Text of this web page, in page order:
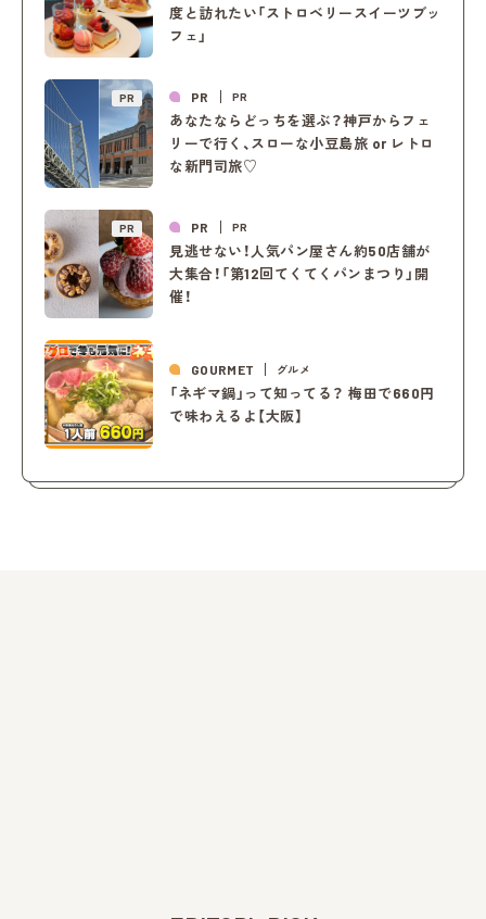
度と訪れたい「ストロベリースイーツブッ
フェ」
PR PR PR
あなたならどっちを選ぶ？神戸からフェ
リーで行く、スローな小豆島旅 or レトロ
な新門司旅♡
PR PR PR
見逃せない！人気パン屋さん約50店舗が
大集合！「第12回てくてくパンまつり」開
催！
GOURMET グルメ
「ネギマ鍋」って知ってる？ 梅田で660円
で味わえるよ【大阪】